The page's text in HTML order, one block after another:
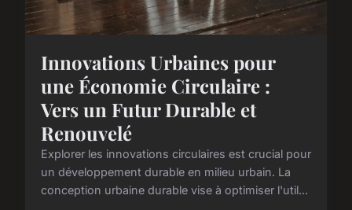
Innovations Urbaines pour
une Économie Circulaire :
Vers un Futur Durable et
Renouvelé
Explorer les innovations circulaires est crucial pour
un développement durable en milieu urbain. La
conception urbaine durable vise à optimiser l'util...